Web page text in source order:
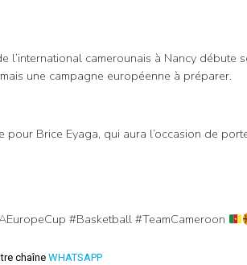
l’international camerounais à Nancy débute
une campagne européenne à préparer.
pour Brice Eyaga, qui aura l’occasion de
#Basketball #TeamCameroon
chaîne WHATSAPP